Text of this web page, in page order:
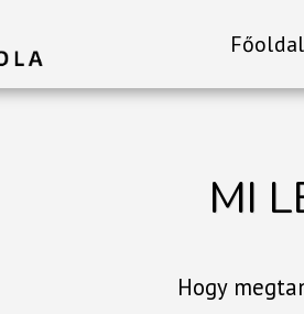
Főoldal
MI
Hogy